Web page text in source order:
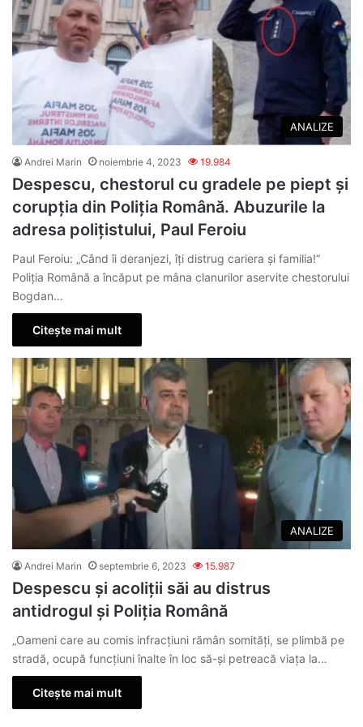
ANALIZE
Andrei Marin noiembrie 4, 2023 19.984
Despescu, chestorul cu gradele pe piept și
corupția din Poliția Română. Abuzurile la
adresa polițistului, Paul Feroiu
Paul Feroiu: „Când îi deranjezi, îţi distrug cariera şi familia!“
Poliția Română a încăput pe mâna clanurilor aservite chestorului
Bogdan…
Citește mai mult
ANALIZE
Andrei Marin septembrie 6, 2023 15.987
Despescu și acoliții săi au distrus
antidrogul și Poliția Română
„Oameni care au comis infracțiuni rămân somităţi, se plimbă pe
stradă, ocupă funcţiuni înalte în loc să-şi petreacă viaţa la…
Citește mai mult